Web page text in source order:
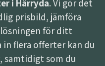
i Härryda. Vi gör det
prisbild, jämföra
för ditt
flera offerter kan du
, samtidigt som du